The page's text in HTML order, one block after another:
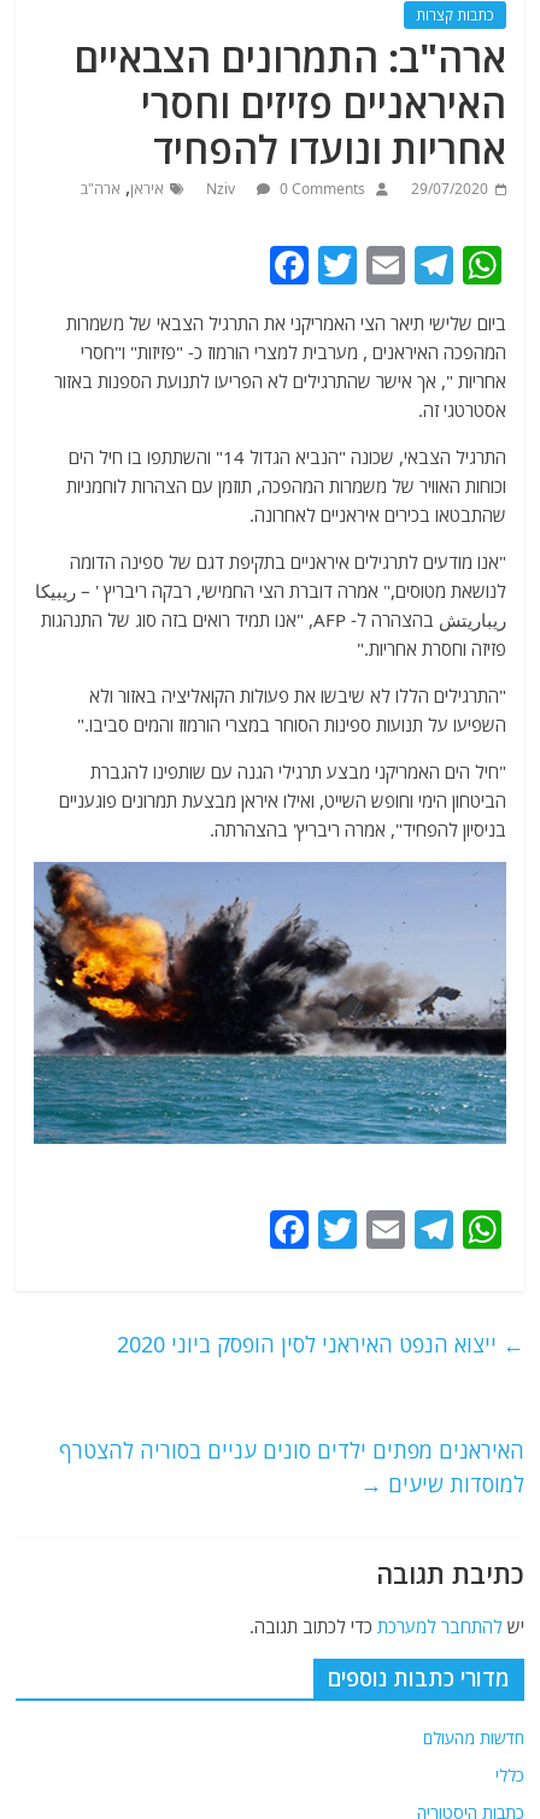
כתבות קצרות
ארה"ב: התמרונים הצבאיים
האיראניים פזיזים וחסרי
אחריות ונועדו להפחיד
29/07/2020
Nziv 0 Comments איראן, ארה"ב
W
h
at
s
A
p
p
T
e
g
m
E
ai
l
T
itt
er
c
e
o
o
k
ביום שלישי תיאר הצי האמריקני את התרגיל הצבאי של משמרות
המהפכה האיראנים , מערבית למצרי הורמוז כ- "פזיזות" ו"חסרי
אחריות ", אך אישר שהתרגילים לא הפריעו לתנועת הספנות באזור
אסטרטגי זה.
התרגיל הצבאי, שכונה "הנביא הגדול 14" והשתתפו בו חיל הים
וכוחות האוויר של משמרות המהפכה, תוזמן עם הצהרות לוחמניות
שהתבטאו בכירים איראניים לאחרונה.
"אנו מודעים לתרגילים איראניים בתקיפת דגם של ספינה הדומה
לנושאת מטוסים," אמרה דוברת הצי החמישי, רבקה ריבריץ ' – ريبيكا
ريباريتش בהצהרה ל- AFP, "אנו תמיד רואים בזה סוג של התנהגות
פזיזה וחסרת אחריות."
"התרגילים הללו לא שיבשו את פעולות הקואליציה באזור ולא
השפיעו על תנועות ספינות הסוחר במצרי הורמוז והמים סביבו."
"חיל הים האמריקני מבצע תרגילי הגנה עם שותפינו להגברת
הביטחון הימי וחופש השייט, ואילו איראן מבצעת תמרונים פוגעניים
בניסיון להפחיד", אמרה ריבריץ' בהצהרתה.
W
s
p
T
g
E
l
T
er
e
o
← ייצוא הנפט האיראני לסין הופסק ביוני 2020
האיראנים מפתים ילדים סונים עניים בסוריה להצטרף
למוסדות שיעים →
כתיבת תגובה
ישלהתחבר למערכת כדי לכתוב תגובה.
מדורי כתבות נוספים
חדשות מהעולם
כללי
כתבות היסטוריה